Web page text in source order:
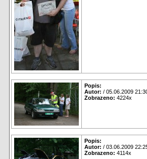
Popis:
Autor: / 05.06.2009
Zobrazeno: 4224x
Popis:
Autor: / 03.06.2009
Zobrazeno: 4114x